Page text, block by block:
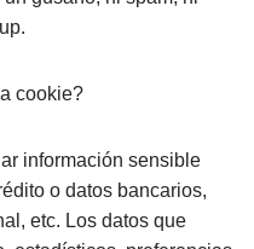
cookie?
información sensible
o datos bancarios,
etc. Los datos que